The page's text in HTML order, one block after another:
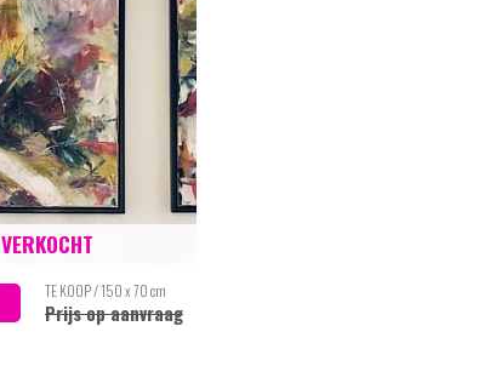
TE KOOP / 150 x 70 cm
Prijs op aanvraag
VERKOCHT